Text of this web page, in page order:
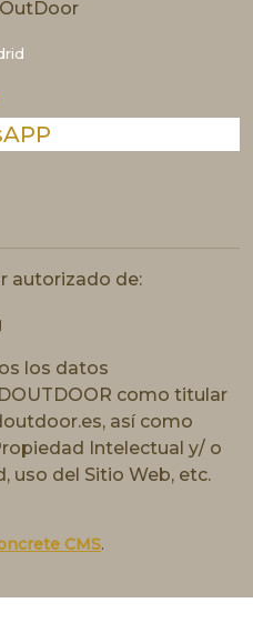
autorizado de:
los datos
como titular
así como
Intelectual y/ o
uso del Sitio Web, etc.
CMS.